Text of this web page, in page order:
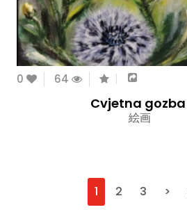
0 64
Cvjetna gozba
絵画
1 2 3 >